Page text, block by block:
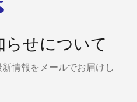
せについて
情報をメールでお届けし